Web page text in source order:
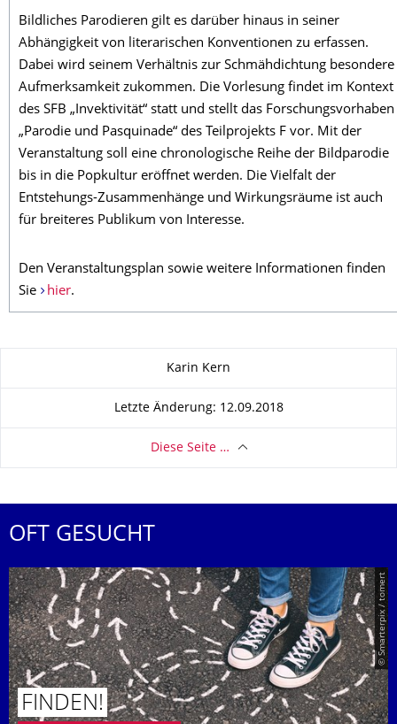
Bildliches Parodieren gilt es darüber hinaus in seiner
Abhängigkeit von literarischen Konventionen zu erfassen.
Dabei wird seinem Verhältnis zur Schmähdichtung besondere
Aufmerksamkeit zukommen. Die Vorlesung findet im Kontext
des SFB „Invektivität“ statt und stellt das Forschungsvorhaben
„Parodie und Pasquinade“ des Teilprojekts F vor. Mit der
Veranstaltung soll eine chronologische Reihe der Bildparodie
bis in die Popkultur eröffnet werden. Die Vielfalt der
Entstehungs-Zusammenhänge und Wirkungsräume ist auch
für breiteres Publikum von Interesse.
Den Veranstaltungsplan sowie weitere Informationen finden
Sie
hier.
Karin Kern
Letzte Änderung: 12.09.2018
Diese Seite …
OFT GESUCHT
© Smarterpix / tomert
FINDEN!